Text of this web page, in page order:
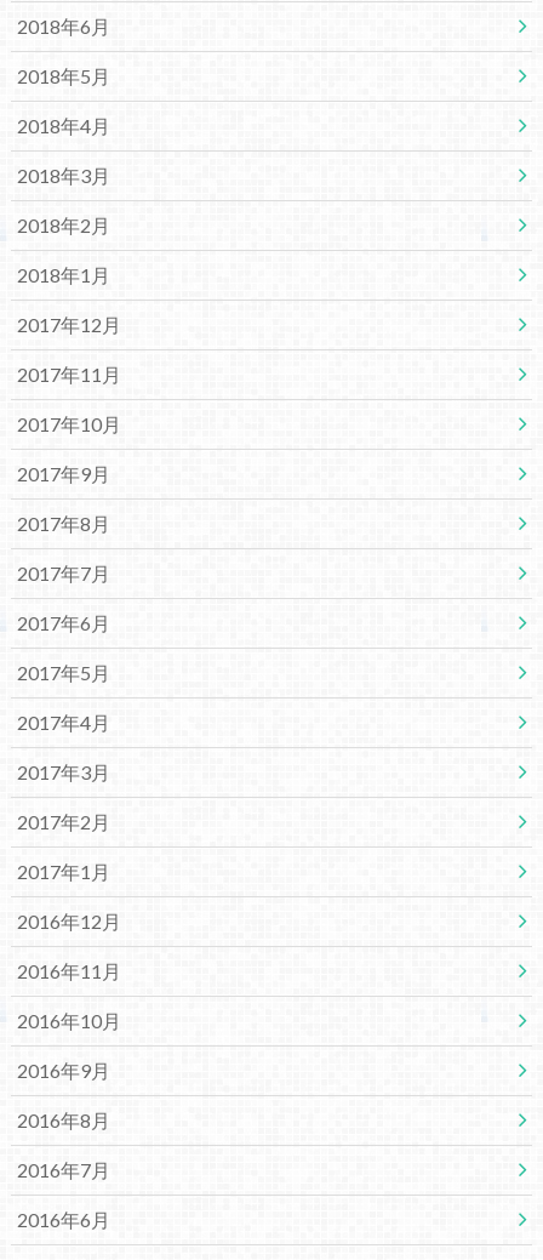
2018年6月
2018年5月
2018年4月
2018年3月
2018年2月
2018年1月
2017年12月
2017年11月
2017年10月
2017年9月
2017年8月
2017年7月
2017年6月
2017年5月
2017年4月
2017年3月
2017年2月
2017年1月
2016年12月
2016年11月
2016年10月
2016年9月
2016年8月
2016年7月
2016年6月